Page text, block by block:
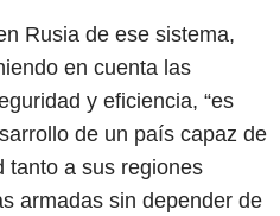
Rusia de ese sistema,
en cuenta las
y eficiencia, “es
de un país capaz de
tanto a sus regiones
armadas sin depender de